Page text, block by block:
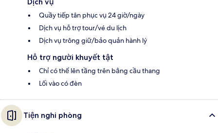
Quầy tiếp tân phục vụ 24 giờ/ngày
Dịch vụ hỗ trợ tour/vé du lịch
Dịch vụ trông giữ/bảo quản hành lý
Hỗ trợ người khuyết tật
Chỉ có thể lên tầng trên bằng cầu thang
Lối vào có đèn
Tiện nghi phòng